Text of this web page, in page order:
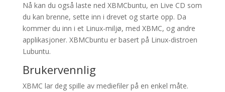
Nå kan du også laste ned XBMCbuntu, en Live CD som
du kan brenne, sette inn i drevet og starte opp. Da
kommer du inn i et Linux-miljø, med XBMC, og andre
applikasjoner. XBMCbuntu er basert på Linux-distroen
Lubuntu.
Brukervennlig
XBMC lar deg spille av mediefiler på en enkel måte.